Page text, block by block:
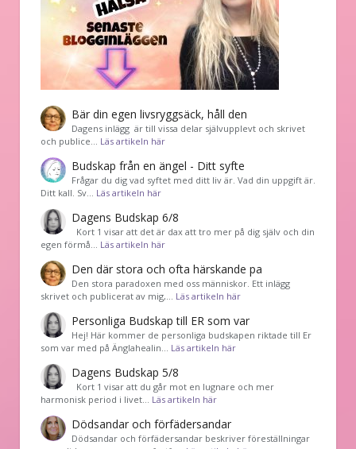
Bär din egen livsryggsäck, håll den
Dagens inlägg är till vissa delar självupplevt och skrivet
och publice… Läs artikeln här
Budskap från en ängel - Ditt syfte
Frågar du dig vad syftet med ditt liv är. Vad din uppgift är.
Ditt kall. Sv… Läs artikeln här
Dagens Budskap 6/8
Kort 1 visar att det är dax att tro mer på dig själv och din
egen förmå… Läs artikeln här
Den där stora och ofta härskande pa
Den stora paradoxen med oss människor. Ett inlägg
skrivet och publicerat av mig,… Läs artikeln här
Personliga Budskap till ER som var
Hej! Här kommer de personliga budskapen riktade till Er
som var med på Änglahealin… Läs artikeln här
Dagens Budskap 5/8
Kort 1 visar att du går mot en lugnare och mer
harmonisk period i livet… Läs artikeln här
Dödsandar och förfädersandar
Dödsandar och förfädersandar beskriver föreställningar